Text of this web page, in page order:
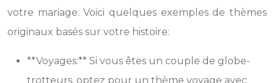
votre mariage. Voici quelques exemples de thèmes
originaux basés sur votre histoire:
**Voyages:** Si vous êtes un couple de globe-
trotteurs, optez pour un thème voyage avec